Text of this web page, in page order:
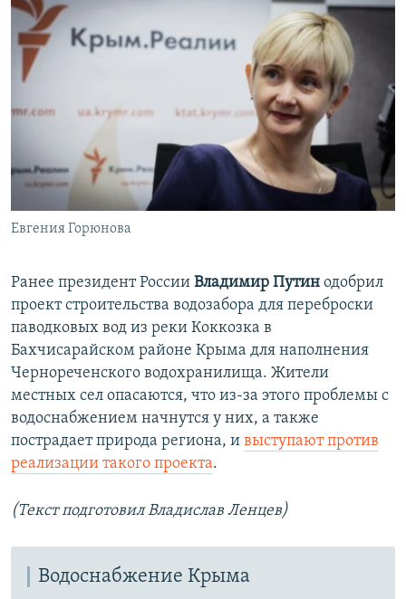
Евгения Горюнова
Ранее президент России Владимир Путин одобрил
проект строительства водозабора для переброски
паводковых вод из реки Коккозка в
Бахчисарайском районе Крыма для наполнения
Чернореченского водохранилища. Жители
местных сел опасаются, что из-за этого проблемы с
водоснабжением начнутся у них, а также
пострадает природа региона, и выступают против
реализации такого проекта.
(Текст подготовил Владислав Ленцев)
Водоснабжение Крыма